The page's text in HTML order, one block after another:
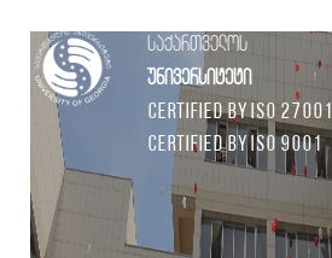
საქართველოს
უნივერსიტეტი
Certified by ISO 27001
Certified by ISO 9001